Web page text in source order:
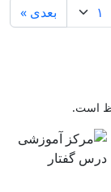
اصل، داير
گفت‌وگو به
بعدی »
است.